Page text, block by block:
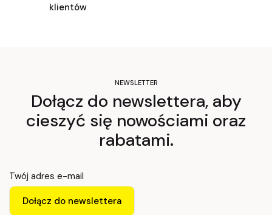
klientów
NEWSLETTER
Dołącz do newslettera, aby
cieszyć się nowościami oraz
rabatami.
Twój adres e-mail
Dołącz do newslettera